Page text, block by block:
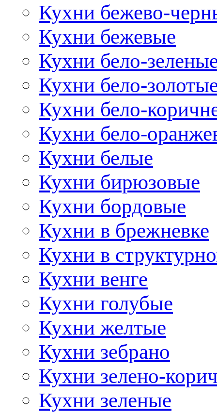
Кухни бежево-
Кухни бежевые
Кухни бело-
Кухни бело-
Кухни бело-
Кухни бело-
Кухни белые
Кухни бирюзовые
Кухни бордовые
Кухни в брежневке
Кухни в
Кухни венге
Кухни голубые
Кухни желтые
Кухни зебрано
Кухни зелено-
Кухни зеленые